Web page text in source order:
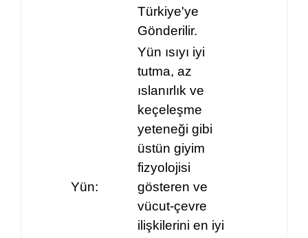
Türkiye'ye
Gönderilir.
Yün:
Yün ısıyı iyi
tutma, az
ıslanırlık ve
keçeleşme
yeteneği gibi
üstün giyim
fizyolojisi
gösteren ve
vücut-çevre
ilişkilerini en iyi